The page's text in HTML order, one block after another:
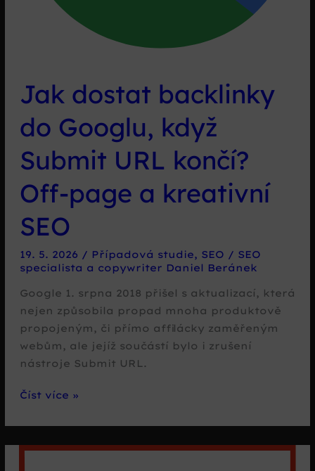
Jak dostat backlinky
do Googlu, když
Submit URL končí?
Off-page a kreativní
SEO
19. 5. 2026 / Případová studie, SEO / SEO
specialista a copywriter Daniel Beránek
Google 1. srpna 2018 přišel s aktualizací, která
nejen způsobila propad mnoha produktově
propojeným, či přímo affilácky zaměřeným
webům, ale jejíž součástí bylo i zrušení
nástroje Submit URL.
Jak
backlinky
do
Číst více »